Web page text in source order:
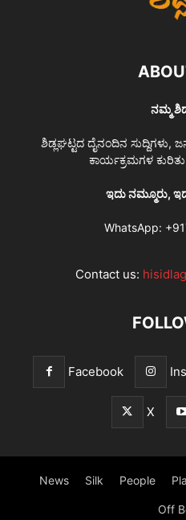
ನಮ್ಮ
ಶಿಡ್ಲಘಟ್ಟದ ದೈನಂದಿನ ಸುದ್ದಿಗಳು,
ಕಾರ್ಯಕ್ರಮಗಳ
ಇದು ನಮ್ಮೂರು,
WhatsApp:
Contact us:
Facebook
X
News Silk People
Off